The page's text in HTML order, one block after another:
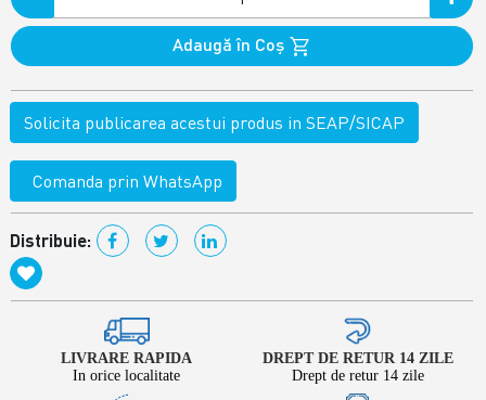
Adaugă în Coş
Solicita publicarea acestui produs in SEAP/SICAP
Comanda prin WhatsApp
Distribuie:
LIVRARE RAPIDA
In orice localitate
DREPT DE RETUR 14 ZILE
Drept de retur 14 zile